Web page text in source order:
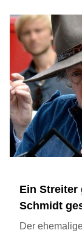
Ein Streiter
Schmidt
Der